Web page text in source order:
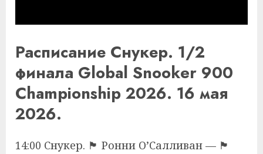
Расписание Снукер. 1/2
финала Global Snooker 900
Championship 2026. 16 мая
2026.
14:00 Снукер. 🏴󠁧󠁢󠁥󠁮󠁧󠁿 Ронни О’Салливан — 🏴󠁧󠁢󠁥󠁮󠁧󠁿